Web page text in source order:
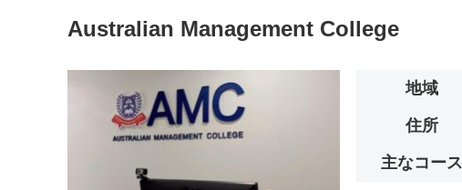
Australian Management College
地域
住所
主なコース